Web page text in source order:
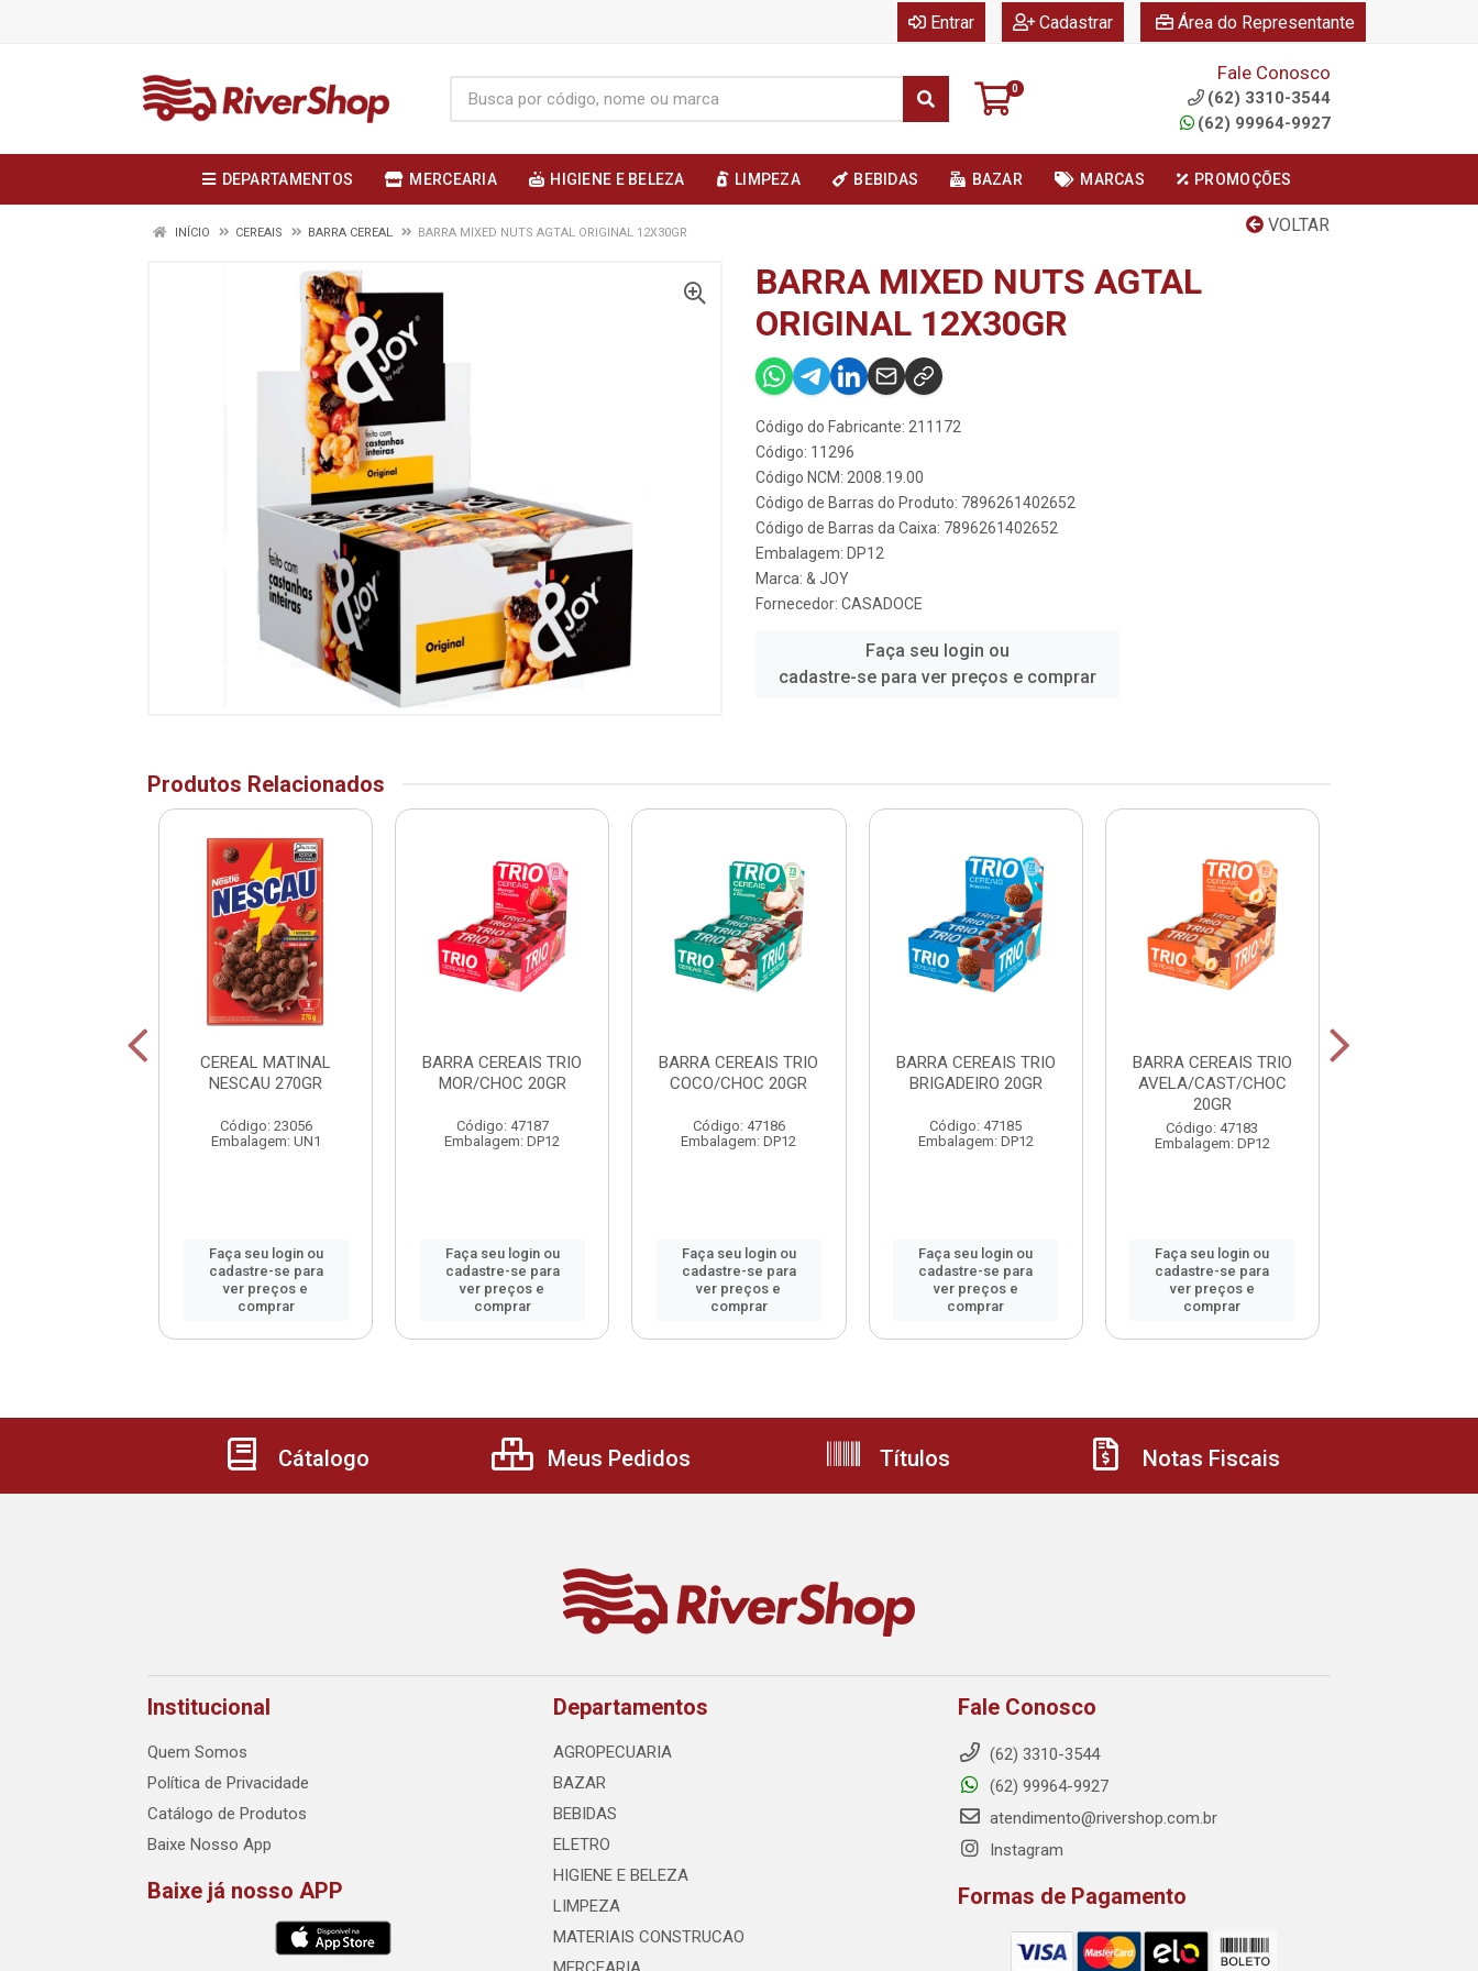
Entrar Cadastrar Área do Representante
0
Fale Conosco
(62) 3310-3544
(62) 99964-9927
DEPARTAMENTOS MERCEARIA HIGIENE E BELEZA LIMPEZA BEBIDAS BAZAR MARCAS PROMOÇÕES
VOLTAR
INÍCIO CEREAIS BARRA CEREAL BARRA MIXED NUTS AGTAL ORIGINAL 12X30GR
BARRA MIXED NUTS AGTAL
ORIGINAL 12X30GR
Código do Fabricante: 211172
Código: 11296
Código NCM: 2008.19.00
Código de Barras do Produto: 7896261402652
Código de Barras da Caixa: 7896261402652
Embalagem: DP12
Marca: & JOY
Fornecedor: CASADOCE
Faça seu login ou
cadastre-se para ver preços e comprar
Produtos Relacionados
CEREAL MATINAL
NESCAU 270GR
Código: 23056
Embalagem: UN1
Faça seu login ou
cadastre-se para
ver preços e
comprar
BARRA CEREAIS TRIO
MOR/CHOC 20GR
Código: 47187
Embalagem: DP12
Faça seu login ou
cadastre-se para
ver preços e
comprar
BARRA CEREAIS TRIO
COCO/CHOC 20GR
Código: 47186
Embalagem: DP12
Faça seu login ou
cadastre-se para
ver preços e
comprar
BARRA CEREAIS TRIO
BRIGADEIRO 20GR
Código: 47185
Embalagem: DP12
Faça seu login ou
cadastre-se para
ver preços e
comprar
BARRA CEREAIS TRIO
AVELA/CAST/CHOC
20GR
Código: 47183
Embalagem: DP12
Faça seu login ou
cadastre-se para
ver preços e
comprar
Cátalogo Meus Pedidos Títulos Notas Fiscais
Institucional
Quem Somos
Política de Privacidade
Catálogo de Produtos
Baixe Nosso App
Baixe já nosso APP
Departamentos
AGROPECUARIA
BAZAR
BEBIDAS
ELETRO
HIGIENE E BELEZA
LIMPEZA
MATERIAIS CONSTRUCAO
Fale Conosco
(62) 3310-3544
(62) 99964-9927
atendimento@rivershop.com.br
Instagram
Formas de Pagamento